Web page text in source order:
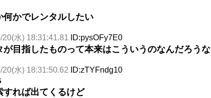
何かでレンタルしたい
20(水) 18:31:41.81 ID:pysOFy7E0
が目指したものって本来はこういうのなんだろうな
20(水) 18:31:50.62 ID:zTYFndg10
すれば出てくるけど